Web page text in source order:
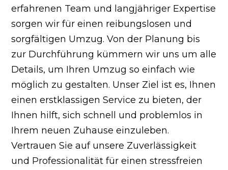
erfahrenen Team und langjähriger Expertise
sorgen wir für einen reibungslosen und
sorgfältigen Umzug. Von der Planung bis
zur Durchführung kümmern wir uns um alle
Details, um Ihren Umzug so einfach wie
möglich zu gestalten. Unser Ziel ist es, Ihnen
einen erstklassigen Service zu bieten, der
Ihnen hilft, sich schnell und problemlos in
Ihrem neuen Zuhause einzuleben.
Vertrauen Sie auf unsere Zuverlässigkeit
und Professionalität für einen stressfreien